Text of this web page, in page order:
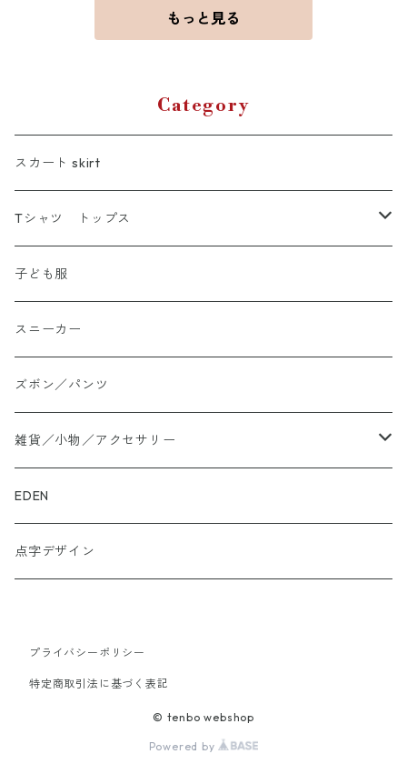
もっと見る
Category
スカート skirt
Tシャツ トップス
Tシャツ
シャツ
大きいサイズ
ロングTシャツ
子ども服
スニーカー
ズボン／パンツ
雑貨／小物／アクセサリー
トートバッグ
ぬかカイロ
財布
EDEN
点字デザイン
プライバシーポリシー
特定商取引法に基づく表記
© tenbo webshop
Powered by